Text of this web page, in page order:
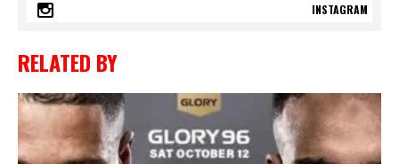
INSTAGRAM
RELATED BY